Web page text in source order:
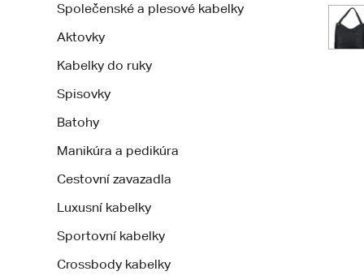
Společenské a plesové kabelky
Aktovky
Kabelky do ruky
Spisovky
Batohy
Manikúra a pedikúra
Cestovní zavazadla
Luxusní kabelky
Sportovní kabelky
Crossbody kabelky